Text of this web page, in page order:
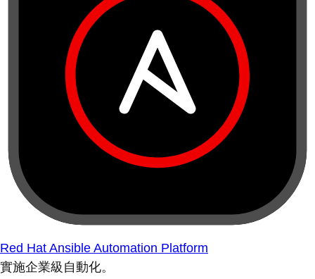
Red Hat Ansible Automation Platform
實施企業級自動化。